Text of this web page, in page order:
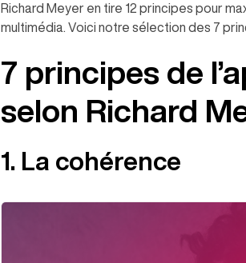
Richard Meyer en tire 12 principes pour
multimédia. Voici notre sélection des 7
7 principes de
selon Richard
1. La cohérence